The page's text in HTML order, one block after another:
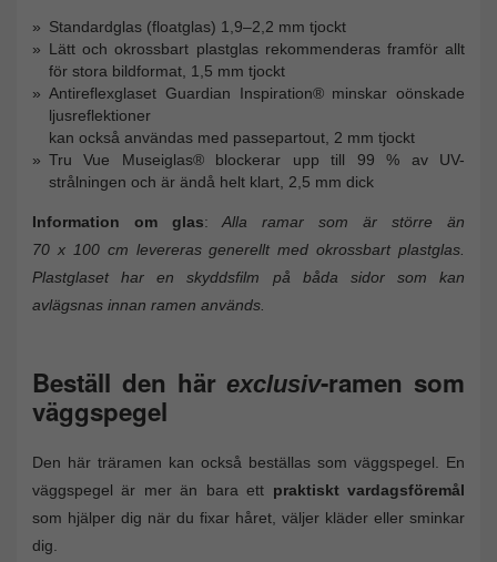
Standardglas (floatglas) 1,9–2,2 mm tjockt
Lätt och okrossbart plastglas rekommenderas framför allt
för stora bildformat, 1,5 mm tjockt
Antireflexglaset Guardian Inspiration® minskar oönskade
ljusreflektioner
kan också användas med passepartout, 2 mm tjockt
Tru Vue Museiglas® blockerar upp till 99 % av UV-
strålningen och är ändå helt klart, 2,5 mm dick
Information om glas: Alla ramar som är större än
70 x 100 cm levereras generellt med okrossbart plastglas.
Plastglaset har en skyddsfilm på båda sidor som kan
avlägsnas innan ramen används.
Beställ den härexclusiv-ramen som
väggspegel
Den här träramen kan också beställas som väggspegel. En
väggspegel är mer än bara ett praktiskt vardagsföremål
som hjälper dig när du fixar håret, väljer kläder eller sminkar
dig.